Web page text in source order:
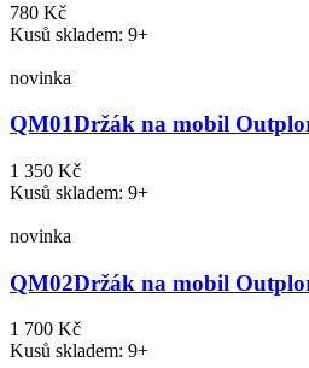
780 Kč
Kusů skladem: 9+
novinka
QM01Držák na mobil
1 350 Kč
Kusů skladem: 9+
novinka
QM02Držák na mobil
1 700 Kč
Kusů skladem: 9+